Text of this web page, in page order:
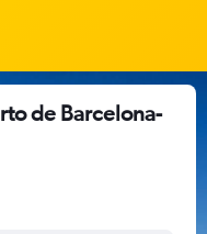
de Barcelona-